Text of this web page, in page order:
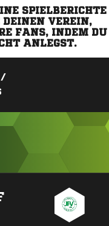
SPIELBERICHTE
DEINEN VEREIN,
FANS, INDEM DU
ANLEGST.
/